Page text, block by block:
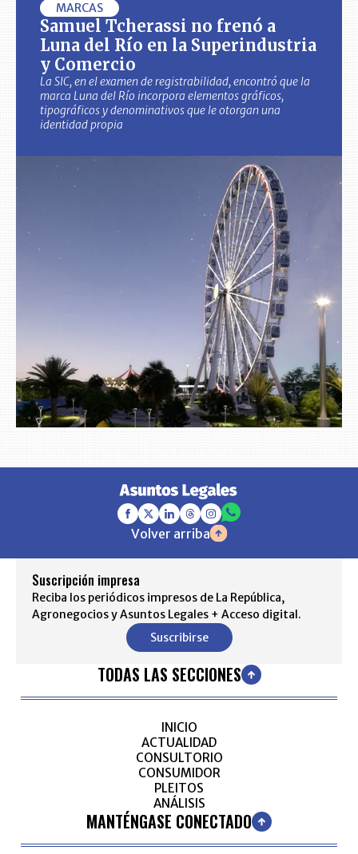
MARCAS
Samuel Tcherassi no frenó a
Luna del Río en la Superindustria
y Comercio
La SIC, en el examen de registrabilidad, encontró que la
marca Luna del Río incorpora elementos gráficos,
tipográficos y denominativos que le otorgan una
identidad propia
Volver arriba
Suscripción impresa
Reciba los periódicos impresos de La República,
Agronegocios y Asuntos Legales + Acceso digital.
Suscribirse
TODAS LAS SECCIONES
INICIO
ACTUALIDAD
CONSULTORIO
CONSUMIDOR
PLEITOS
ANÁLISIS
MANTÉNGASE CONECTADO